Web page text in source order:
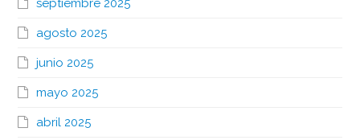
septiembre 2025
agosto 2025
junio 2025
mayo 2025
abril 2025